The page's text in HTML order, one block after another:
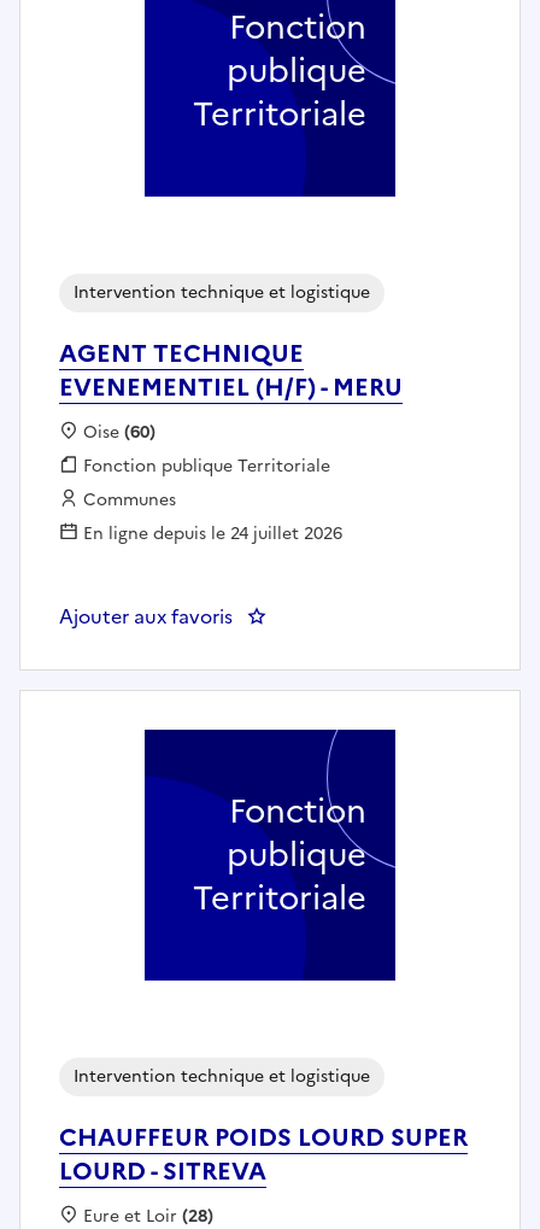
AGENT TECHNIQUE
EVENEMENTIEL (H/F) - MERU
Intervention technique et logistique
Localisation :
Oise(60)
Fonction publique :
Fonction publique Territoriale
Employeur :
Communes
En ligne depuis le 24 juillet 2026
Ajouter aux favoris : AGENT TECHNIQUE
Fonction
publique
Territoriale
CHAUFFEUR POIDS LOURD SUPER
LOURD - SITREVA
Intervention technique et logistique
Localisation :
Eure et Loir (28)
Fonction
publique
Territoriale